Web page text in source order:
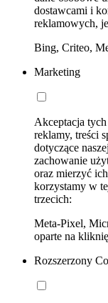
dostawcami i
reklamowych,
Bing, Criteo,
Marketing
Akceptacja
reklamy, treści
dotyczące
zachowanie
oraz mierzyć
korzystamy w
trzecich:
Meta-Pixel,
oparte na
Rozszerzony